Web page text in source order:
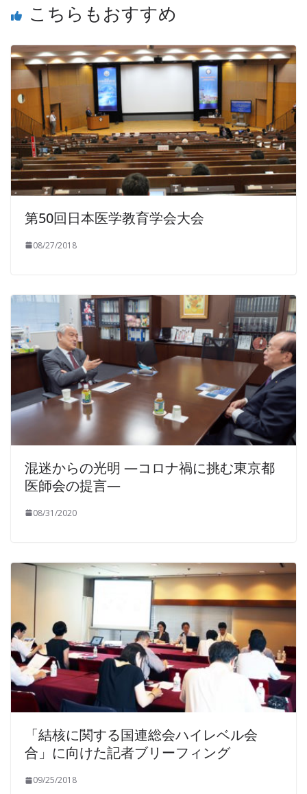
こちらもおすすめ
第50回日本医学教育学会大会
08/27/2018
混迷からの光明 —コロナ禍に挑む東京都
医師会の提言—
08/31/2020
「結核に関する国連総会ハイレベル会
合」に向けた記者ブリーフィング
09/25/2018